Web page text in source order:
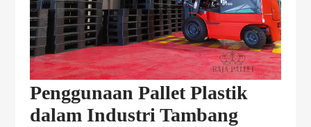
Penggunaan Pallet Plastik
dalam Industri Tambang